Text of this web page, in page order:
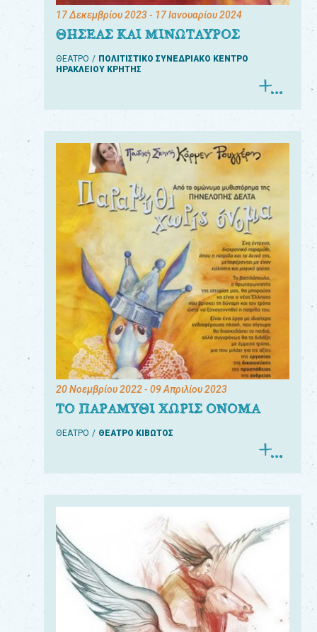
17 Δεκεμβρίου 2023- 17 Ιανουαρίου 2024
ΘΗΣΕΑΣ ΚΑΙ ΜΙΝΩΤΑΥΡΟΣ
ΘΕΑΤΡΟ
ΠΟΛΙΤΙΣΤΙΚΟ ΣΥΝΕΔΡΙΑΚΟ ΚΕΝΤΡΟ
ΗΡΑΚΛΕΙΟΥ ΚΡΗΤΗΣ
20 Νοεμβρίου 2022- 09 Απριλίου 2023
ΤΟ ΠΑΡΑΜΥΘΙ ΧΩΡΙΣ ΟΝΟΜΑ
ΘΕΑΤΡΟ ΘΕΑΤΡΟ ΚΙΒΩΤΟΣ